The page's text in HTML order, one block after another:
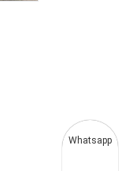
Whatsapp